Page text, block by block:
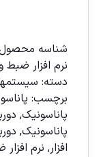
شناسه
نرم افزار ضبط
دسته:
برچسب:
پاناسونيک,
پاناسونيک,
افزار, نرم